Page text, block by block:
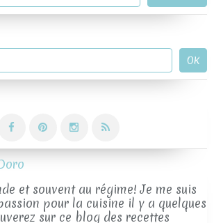
et souvent au régime! Je me suis
pour la cuisine il y a quelques
sur ce blog des recettes